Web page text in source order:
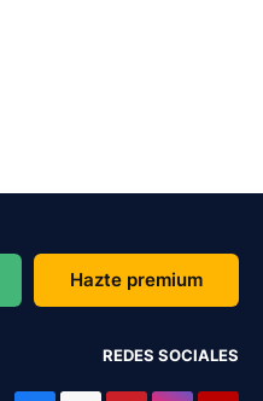
Hazte premium
REDES SOCIALES